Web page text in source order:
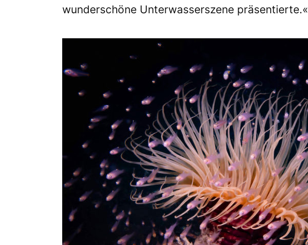
wunderschöne Unterwasserszene präsentierte.«